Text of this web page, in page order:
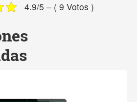
4.9/5 – ( 9 Votos )